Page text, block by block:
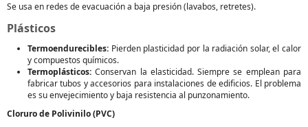
Se usa en redes de evacuación a baja presión (lavabos, retretes).
Plásticos
Termoendurecibles: Pierden plasticidad por la radiación solar, el calor
y compuestos químicos.
Termoplásticos: Conservan la elasticidad. Siempre se emplean para
fabricar tubos y accesorios para instalaciones de edificios. El problema
es su envejecimiento y baja resistencia al punzonamiento.
Cloruro de Polivinilo (PVC)